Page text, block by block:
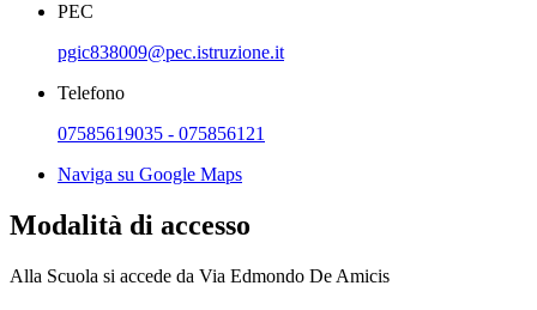
PEC
pgic838009@pec.istruzione.it
Telefono
07585619035 - 075856121
Naviga su Google Maps
Modalità di accesso
Alla Scuola si accede da Via Edmondo De Amicis